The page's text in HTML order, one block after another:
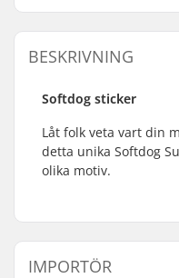
BESKRIVNING
Softdog sticker
Låt folk veta vart din
detta unika Softdog
olika motiv.
IMPORTÖR